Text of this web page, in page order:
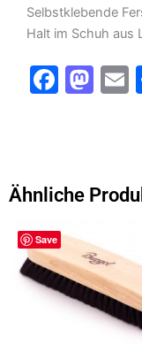
Selbstklebende
Halt im Schuh aus
F
b
o
k
M
d
n
Ähnliche
Save